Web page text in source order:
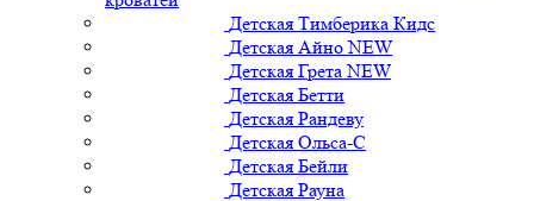
Детская Тимберика Кидс
Детская Айно NEW
Детская Грета NEW
Детская Бетти
Детская Рандеву
Детская Ольса-С
Детская Бейли
Детская Рауна